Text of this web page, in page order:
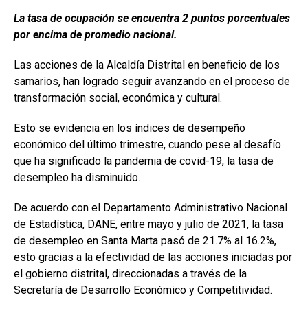
La tasa de ocupación se encuentra 2 puntos porcentuales
por encima de promedio nacional.
Las acciones de la Alcaldía Distrital en beneficio de los
samarios, han logrado seguir avanzando en el proceso de
transformación social, económica y cultural.
Esto se evidencia en los índices de desempeño
económico del último trimestre, cuando pese al desafío
que ha significado la pandemia de covid-19, la tasa de
desempleo ha disminuido.
De acuerdo con el Departamento Administrativo Nacional
de Estadística, DANE, entre mayo y julio de 2021, la tasa
de desempleo en Santa Marta pasó de 21.7% al 16.2%,
esto gracias a la efectividad de las acciones iniciadas por
el gobierno distrital, direccionadas a través de la
Secretaría de Desarrollo Económico y Competitividad.